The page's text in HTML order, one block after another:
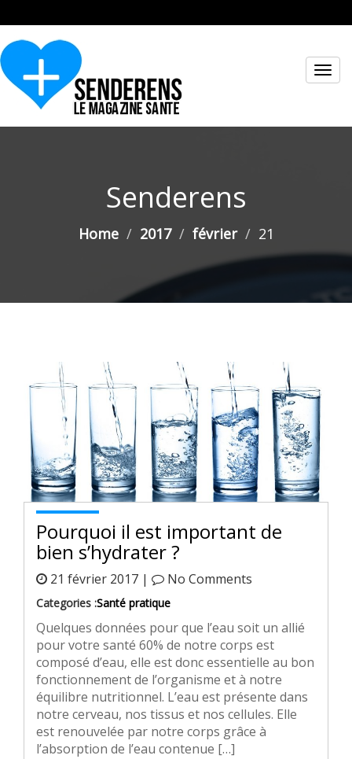
Senderens
Home 2017 février 21
Pourquoi il est important de
bien s’hydrater ?
21 février 2017 | No Comments
Categories :Santé pratique
Quelques données pour que l’eau soit un allié
pour votre santé 60% de notre corps est
composé d’eau, elle est donc essentielle au bon
fonctionnement de l’organisme et à notre
équilibre nutritionnel. L’eau est présente dans
notre cerveau, nos tissus et nos cellules. Elle
est renouvelée par notre corps grâce à
l’absorption de l’eau contenue […]